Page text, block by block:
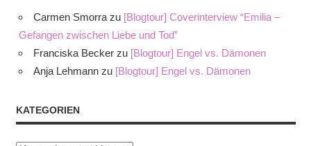
Carmen Smorrazu [Blogtour] Coverinterview “Emilia –
Gefangen zwischen Liebe und Tod”
Franciska Becker zu [Blogtour] Engel vs. Dämonen
Anja Lehmann zu [Blogtour] Engel vs. Dämonen
KATEGORIEN